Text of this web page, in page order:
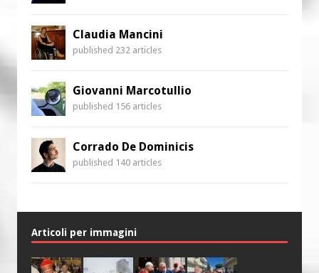
Claudia Mancini
published 232 articles
Giovanni Marcotullio
published 156 articles
Corrado De Dominicis
published 140 articles
Articoli per immagini